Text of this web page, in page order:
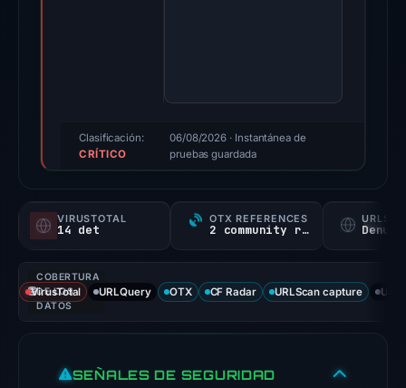
triage
score,
probability).
Threat
signals:
14
VirusTotal
Clasificación:
CRÍTICO
06/08/2026 · Instantánea de
pruebas guardada
VIRUSTOTAL
14 det
OTX REFERENCES
2 community refs
COBERTURA
DE LOS
DATOS
VirusTotal URLQuery OTX CF Radar URLScan capture
SEÑALES DE SEGURIDAD